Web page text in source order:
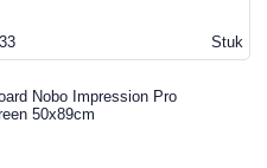
Stuk
Nobo Impression Pro
50x89cm